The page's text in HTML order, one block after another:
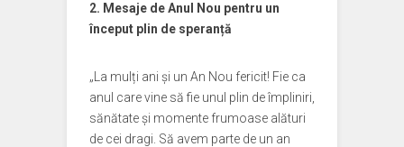
2. Mesaje de Anul Nou pentru un
început plin de speranță
„La mulți ani și un An Nou fericit! Fie ca
anul care vine să fie unul plin de împliniri,
sănătate și momente frumoase alături
de cei dragi. Să avem parte de un an